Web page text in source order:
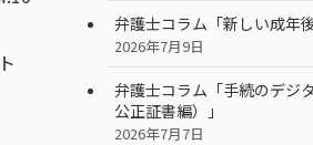
弁護士コラム「新しい成年
2026年7月9日
弁護士コラム「手続のデジ
公正証書編）」
2026年7月7日